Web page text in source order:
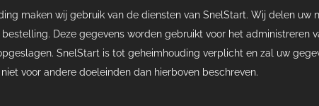
maken wij gebruik van de diensten van SnelStart. Wij delen uw
Deze gegevens worden gebruikt voor het administreren
SnelStart is tot geheimhouding verplicht en zal uw
voor andere doeleinden dan hierboven beschreven.